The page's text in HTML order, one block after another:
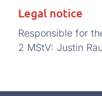
Legal notice
Responsible for
2 MStV: Justin